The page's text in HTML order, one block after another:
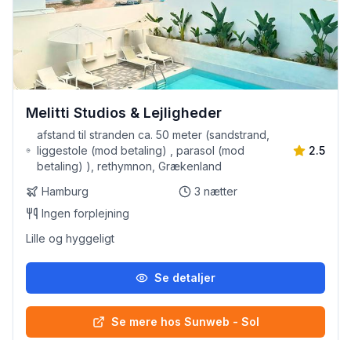
Melitti Studios & Lejligheder
afstand til stranden ca. 50 meter (sandstrand,
liggestole (mod betaling) , parasol (mod
betaling) ), rethymnon, Grækenland
2.5
Hamburg 3 nætter
Ingen forplejning
Lille og hyggeligt
Se detaljer
Se mere hos Sunweb - Sol